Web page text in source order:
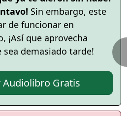
Sin embargo, este
de funcionar en
¡Así que aprovecha
demasiado tarde!
Audiolibro Gratis